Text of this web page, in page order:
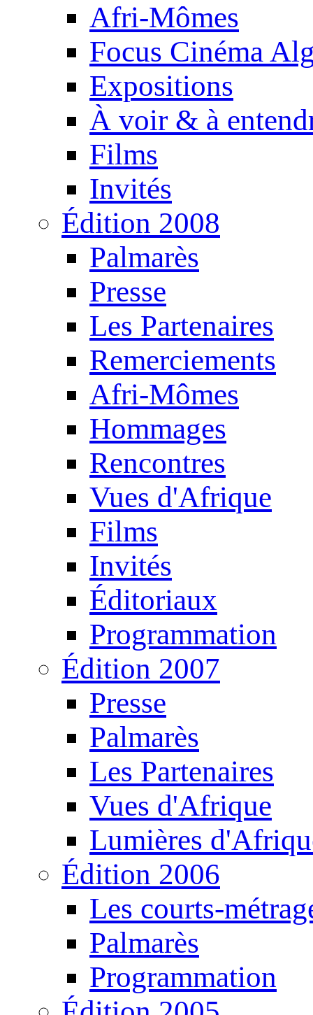
Afri-Mômes
Focus Cinéma
Expositions
À voir & à
Films
Invités
Édition 2008
Palmarès
Presse
Les Partenaires
Remerciements
Afri-Mômes
Hommages
Rencontres
Vues d'Afrique
Films
Invités
Éditoriaux
Programmation
Édition 2007
Presse
Palmarès
Les Partenaires
Vues d'Afrique
Lumières
Édition 2006
Les courts-
Palmarès
Programmation